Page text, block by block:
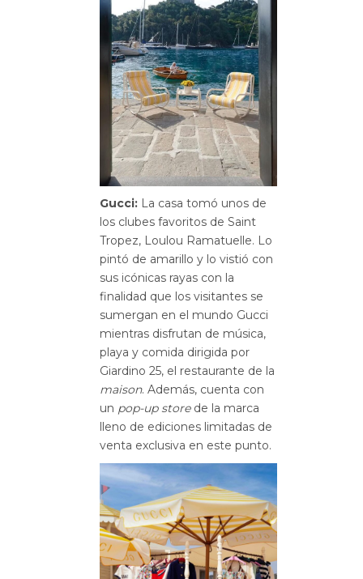
Gucci: La casa tomó unos de
los clubes favoritos de Saint
Tropez, Loulou Ramatuelle. Lo
pintó de amarillo y lo vistió con
sus icónicas rayas con la
finalidad que los visitantes se
sumergan en el mundo Gucci
mientras disfrutan de música,
playa y comida dirigida por
Giardino 25, el restaurante de la
maison. Además, cuenta con
un pop-up store de la marca
lleno de ediciones limitadas de
venta exclusiva en este punto.